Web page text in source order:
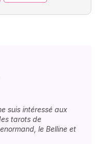
suis intéressé aux
tarots de
le Belline et